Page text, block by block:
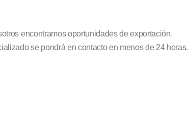
encontramos oportunidades de exportación.
se pondrá en contacto en menos de 24 horas.